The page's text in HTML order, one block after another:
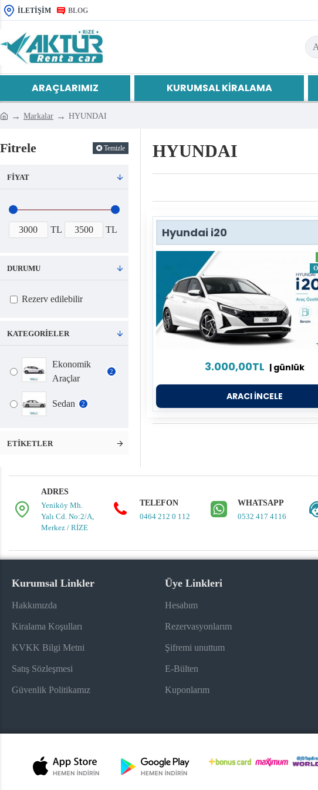
İLETIŞIM BLOG
ARAÇLARIMIZ KURUMSAL KIRALAMA
Markalar HYUNDAI
Fitrele Temizle
FIYAT
TL TL
KATEGORIELER
Ekonomik
Araçlar
2
Sedan 2
ETIKETLER
DURUMU
Rezerv edilebilir
HYUNDAI
Hyundai i20
3.000,00TL | günlük
ARACI İNCELE
ADRES
Yeniköy Mh.
Yalı Cd. No:2/A,
Merkez / RİZE
TELEFON
0464 212 0 112
WHATSAPP
0532 417 4116
Kurumsal Linkler
Hakkımızda
Kiralama Koşulları
KVKK Bilgi Metni
Satış Sözleşmesi
Güvenlik Politikamız
Üye Linkleri
Hesabım
Rezervasyonlarım
Şifremi unuttum
E-Bülten
Kuponlarım